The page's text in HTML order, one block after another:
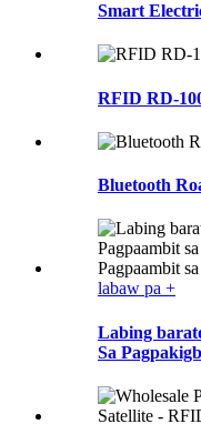
Smart
RFID RD-
Bluetooth
labaw pa +
Labing
Sa